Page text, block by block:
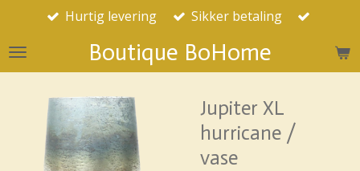
Spring
hovedindhold Boutique BoHome
Hurtig levering Sikker betaling
Jupiter XL
hurricane /
vase